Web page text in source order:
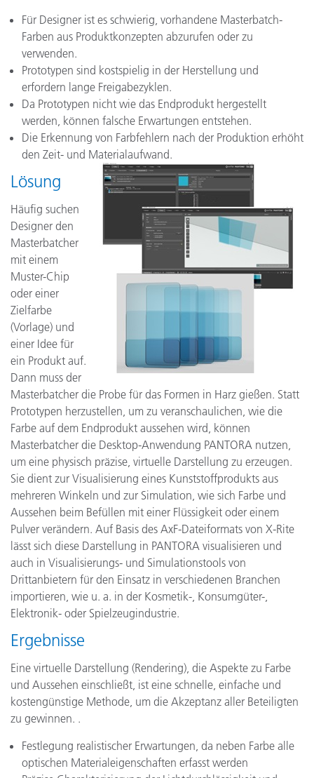
Für Designer ist es schwierig, vorhandene Masterbatch-
Farben aus Produktkonzepten abzurufen oder zu
verwenden.
Prototypen sind kostspielig in der Herstellung und
erfordern lange Freigabezyklen.
Da Prototypen nicht wie das Endprodukt hergestellt
werden, können falsche Erwartungen entstehen.
Die Erkennung von Farbfehlern nach der Produktion erhöht
den Zeit- und Materialaufwand.
Lösung
Häufig suchen
Designer den
Masterbatcher
mit einem
Muster-Chip
oder einer
Zielfarbe
(Vorlage) und
einer Idee für
ein Produkt auf.
Dann muss der
Masterbatcher die Probe für das Formen in Harz gießen. Statt
Prototypen herzustellen, um zu veranschaulichen, wie die
Farbe auf dem Endprodukt aussehen wird, können
Masterbatcher die Desktop-Anwendung PANTORA nutzen,
um eine physisch präzise, virtuelle Darstellung zu erzeugen.
Sie dient zur Visualisierung eines Kunststoffprodukts aus
mehreren Winkeln und zur Simulation, wie sich Farbe und
Aussehen beim Befüllen mit einer Flüssigkeit oder einem
Pulver verändern. Auf Basis des AxF-Dateiformats von X-Rite
lässt sich diese Darstellung in PANTORA visualisieren und
auch in Visualisierungs- und Simulationstools von
Drittanbietern für den Einsatz in verschiedenen Branchen
importieren, wie u. a. in der Kosmetik-, Konsumgüter-,
Elektronik- oder Spielzeugindustrie.
Ergebnisse
Eine virtuelle Darstellung (Rendering), die Aspekte zu Farbe
und Aussehen einschließt, ist eine schnelle, einfache und
kostengünstige Methode, um die Akzeptanz aller Beteiligten
zu gewinnen. .
Festlegung realistischer Erwartungen, da neben Farbe alle
optischen Materialeigenschaften erfasst werden